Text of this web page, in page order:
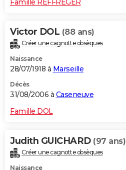
Famille REFFREGER
Victor DOL (88 ans)
Créer une cagnotte obsèques
Naissance
28/07/1918 à Marseille
Décès
31/08/2006 à Caseneuve
Famille DOL
Judith GUICHARD (97 ans)
Créer une cagnotte obsèques
Naissance